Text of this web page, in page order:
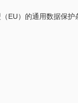
EU）的通用数据保护